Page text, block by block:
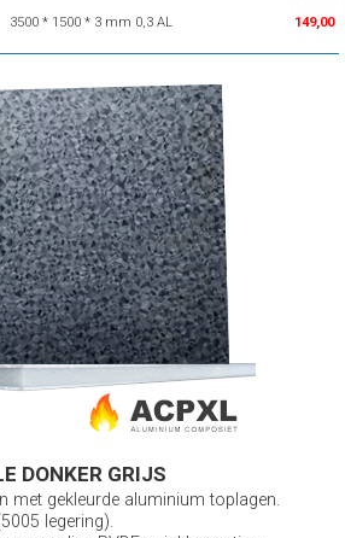
3500 * 1500 * 3 mm 0,3 AL 149,00
DONKER GRIJS
met gekleurde aluminium toplagen.
legering).